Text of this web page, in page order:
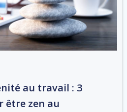
au travail : 3
être zen au